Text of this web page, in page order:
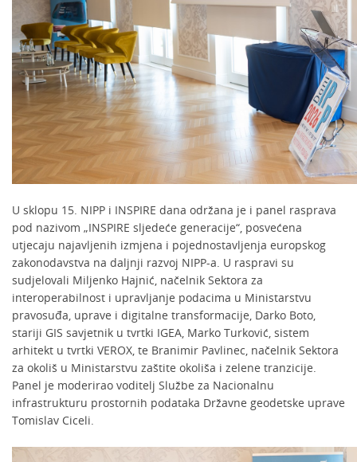
U sklopu 15. NIPP i INSPIRE dana održana je i panel rasprava
pod nazivom „INSPIRE sljedeće generacije“, posvećena
utjecaju najavljenih izmjena i pojednostavljenja europskog
zakonodavstva na daljnji razvoj NIPP-a. U raspravi su
sudjelovali Miljenko Hajnić, načelnik Sektora za
interoperabilnost i upravljanje podacima u Ministarstvu
pravosuđa, uprave i digitalne transformacije, Darko Boto,
stariji GIS savjetnik u tvrtki IGEA, Marko Turković, sistem
arhitekt u tvrtki VEROX, te Branimir Pavlinec, načelnik Sektora
za okoliš u Ministarstvu zaštite okoliša i zelene tranzicije.
Panel je moderirao voditelj Službe za Nacionalnu
infrastrukturu prostornih podataka Državne geodetske uprave
Tomislav Ciceli.